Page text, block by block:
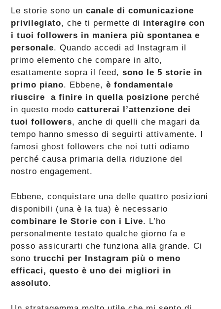
Le storie sono uncanale di comunicazione
privilegiato, che ti permette di interagire con
i tuoi followers in maniera più spontanea e
personale. Quando accedi ad Instagram il
primo elemento che compare in alto,
esattamente sopra il feed,sono le 5 storie in
primo piano. Ebbene, è fondamentale
riuscire a finire in quella posizione perché
in questo modo catturerai l’attenzione dei
tuoi followers, anche di quelli che magari da
tempo hanno smesso di seguirti attivamente. I
famosi ghost followers che noi tutti odiamo
perché causa primaria della riduzione del
nostro engagement.
Ebbene, conquistare una delle quattro posizioni
disponibili (una è la tua) è necessario
combinare le Storie con i Live. L’ho
personalmente testato qualche giorno fa e
posso assicurarti che funziona alla grande. Ci
sono trucchi per Instagram più o meno
efficaci, questo è uno dei migliori in
assoluto.